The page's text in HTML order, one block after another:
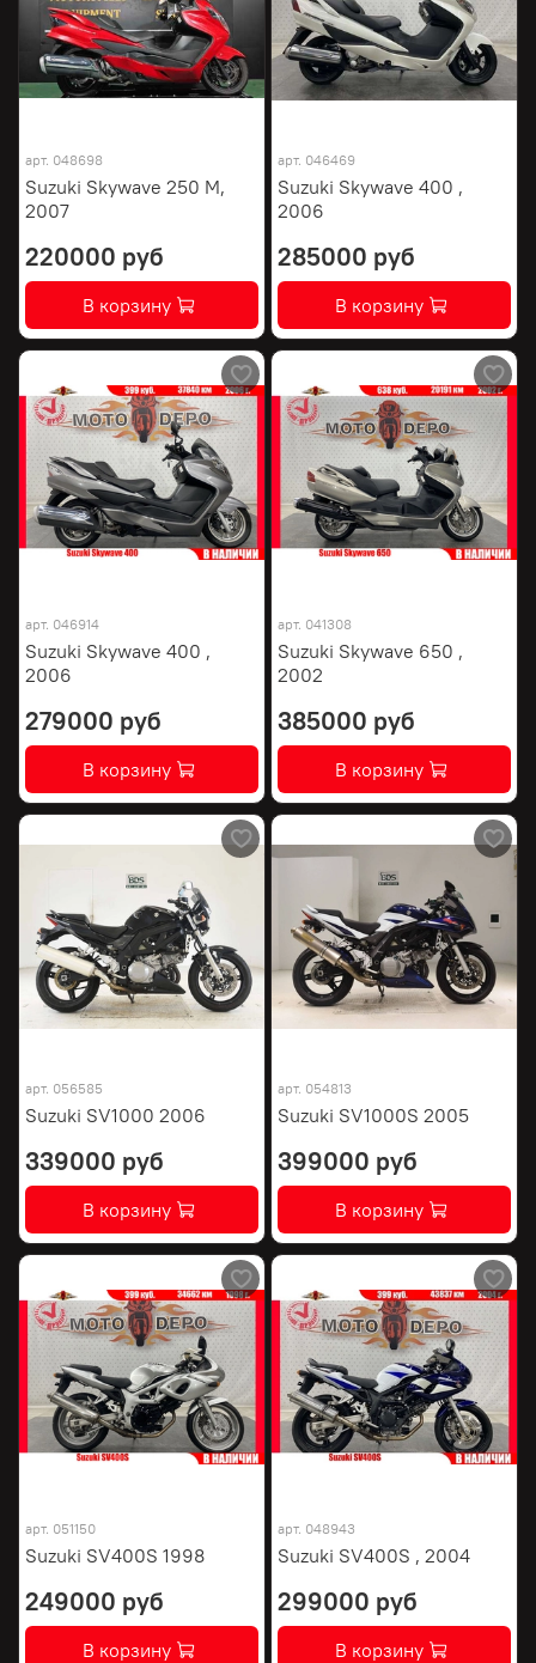
арт. 048698
Suzuki Skywave 250 M,
2007
220000 руб
В корзину
арт. 046469
Suzuki Skywave 400 ,
2006
285000 руб
В корзину
арт. 046914
Suzuki Skywave 400 ,
2006
279000 руб
В корзину
арт. 041308
Suzuki Skywave 650 ,
2002
385000 руб
В корзину
арт. 056585
Suzuki SV1000 2006
339000 руб
В корзину
арт. 054813
Suzuki SV1000S 2005
399000 руб
В корзину
арт. 051150
Suzuki SV400S 1998
249000 руб
В корзину
арт. 048943
Suzuki SV400S , 2004
299000 руб
В корзину